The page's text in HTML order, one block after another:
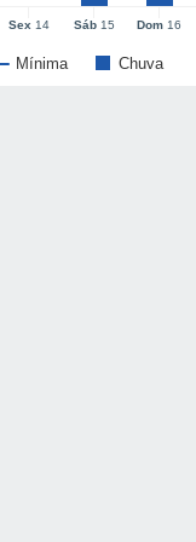
Mínima Chuva
Sex 14 Sáb15 Dom 16